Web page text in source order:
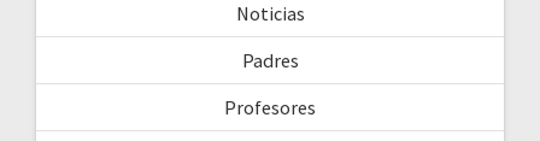
Noticias
Padres
Profesores